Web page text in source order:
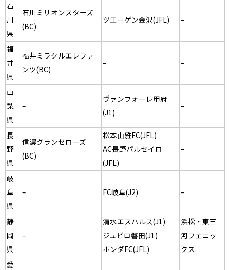
石
川
県
石川ミリオンスターズ
(BC)
ツエーゲン金沢(JFL) –
福
井
県
福井ミラクルエレファ
ンツ(BC)
– –
山
梨
県
–
ヴァンフォーレ甲府
(J1)
–
長
野
県
信濃グランセローズ
(BC)
松本山雅FC(JFL)
AC長野パルセイロ
(JFL)
–
岐
阜
県
– FC岐阜(J2) –
静
岡
県
–
清水エスパルス(J1)
ジュビロ磐田(J1)
ホンダFC(JFL)
浜松・東三
河フェニッ
クス
愛